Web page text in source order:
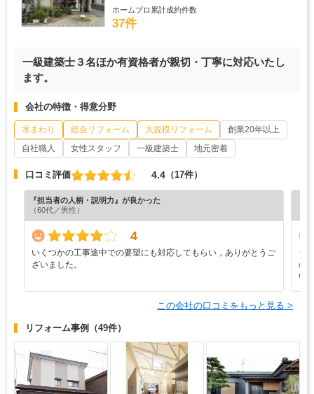
ホームプロ累計成約件数
37件
一級建築士３名ほか有資格者が親切・丁寧に対応いたし
ます。
会社の特徴・得意分野
水まわり 総合リフォーム 大規模リフォーム
創業20年以上
自社職人
女性スタッフ 一級建築士 地元密着
口コミ評価 4.4 （17件）
『担当者の人柄・説明力』が良かった
（60代／男性）
4
いくつかの工事途中での要望にも対応してもらい，ありがとうご
ざいました。
シ
の
い
この会社の口コミをもっと見る >
リフォーム事例 （49件）